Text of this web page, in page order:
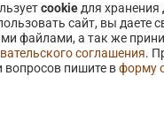
cookie для
сайт, вы даете
файлами, а так же
соглашения.
вопросов пишите вформу